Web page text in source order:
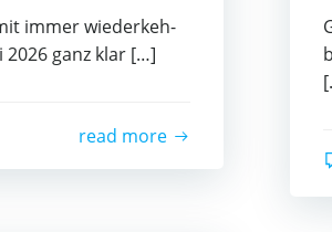
immer wie­der­keh­
2026 ganz klar […]
read more